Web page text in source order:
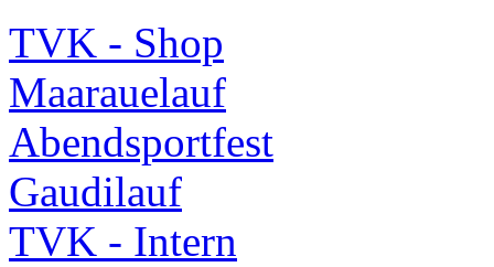
TVK - Shop
Maarauelauf
Abendsportfest
Gaudilauf
TVK - Intern